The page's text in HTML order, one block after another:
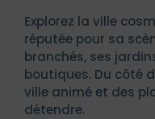
Explorez la ville
réputée pour sa
branchés, ses
boutiques. Du côté
ville animé et des
détendre.